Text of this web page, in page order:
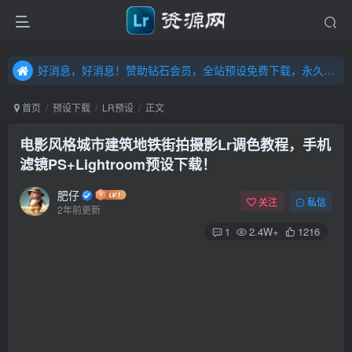
好消息，好消息！赞助钻石会员，全站预设免费下载，永久钻石会员，”送“万元超值资源，内容丰富，容量高达20T，不断更新！点击进入……
好消息，好消息！赞助钻石会员，全站预设免费下载，永久钻石会员，”送“万元超值资源，内容丰富，容量高达20T，不断更新！点击进入……
首页 预设下载 LR预设 正文
电影风格城市建筑地铁街拍摄影Lr调色教程，手机
滤镜PS+Lightroom预设下载！
肥仔
2年前更新
关注 私信
1 2.4W+ 1216